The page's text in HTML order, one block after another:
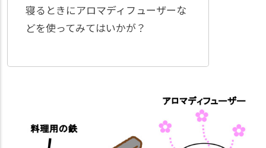
寝るときにアロマディフューザーな
どを使ってみてはいかが？